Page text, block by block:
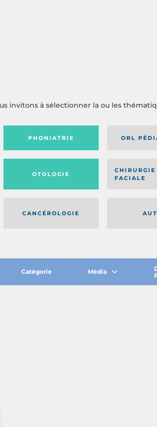
invitons à sélectionner la ou les
PHONIATRIE ORL
OTOLOGIE
CHIRURGIE
FACIALE
CANCÉROLOGIE
Catégorie Média